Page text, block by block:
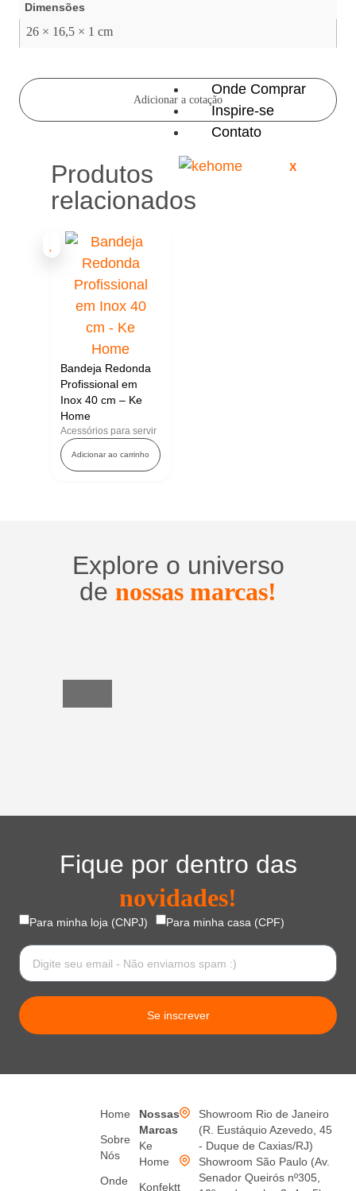
Onde Comprar
Inspire-se
Contato
X
Dimensões
26 × 16,5 × 1 cm
Adicionar a cotação
Produtos
relacionados
Bandeja Redonda
Profissional em
Inox 40 cm – Ke
Home
Acessórios para servir
Adicionar ao carrinho
Explore o universo
de nossas marcas!
Fique por dentro das
novidades!
Para minha loja (CNPJ) Para minha casa (CPF)
Se inscrever
Home
Sobre
Nós
Onde
Nossas
Marcas
Ke
Home
Konfektt
Showroom Rio de Janeiro
(R. Eustáquio Azevedo, 45
- Duque de Caxias/RJ)
Showroom São Paulo (Av.
Senador Queirós nº305,